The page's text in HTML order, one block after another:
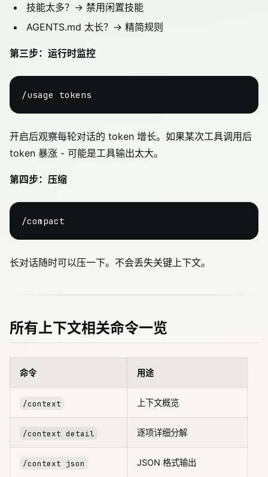
技能太多？→ 禁用闲置技能
AGENTS.md 太长？→ 精简规则
第三步：运行时监控
开启后观察每轮对话的 token 增长。如果某次工具调用后
token 暴涨 - 可能是工具输出太大。
第四步：压缩
长对话随时可以压一下。不会丢失关键上下文。
所有上下文相关命令一览
命令 用途
/context 上下文概览
/context detail 逐项详细分解
/context json JSON 格式输出